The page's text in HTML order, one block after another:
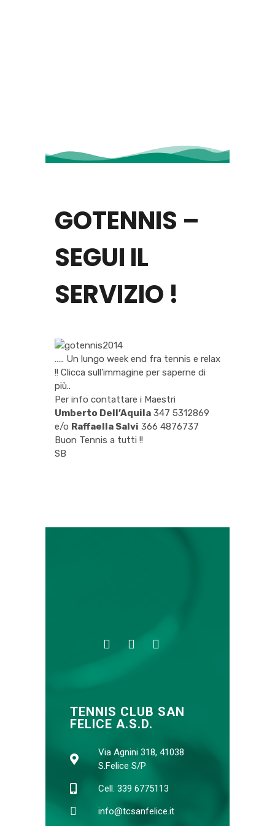
GOTENNIS –
SEGUI IL
SERVIZIO !
….. Un lungo week end fra tennis e relax
!! Clicca sull’immagine per saperne di
più..
Per info contattare i Maestri
Umberto Dell’Aquila 347 5312869
e/o Raffaella Salvi 366 4876737
Buon Tennis a tutti !!
SB
TENNIS CLUB SAN
FELICE A.S.D.
Via Agnini 318, 41038
S.Felice S/P
Cell. 339 6775113
info@tcsanfelice.it